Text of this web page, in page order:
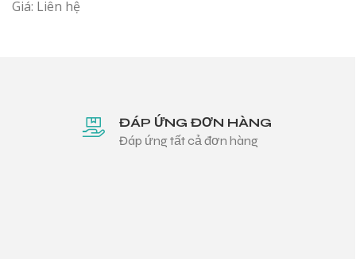
Giá: Liên hệ
ĐÁP ỨNG ĐƠN HÀNG
Đáp ứng tất cả đơn hàng